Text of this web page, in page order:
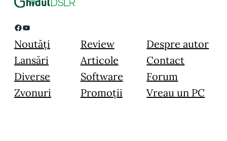
Facebook YouTube
Noutăți
Lansări
Diverse
Zvonuri
Review
Articole
Software
Promoții
Despre autor
Contact
Forum
Vreau un PC